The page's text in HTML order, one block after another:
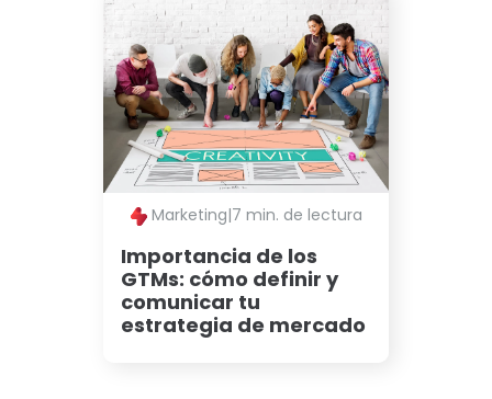
Marketing|7 min. de lectura
Importancia de los
GTMs: cómo definir y
comunicar tu
estrategia de mercado